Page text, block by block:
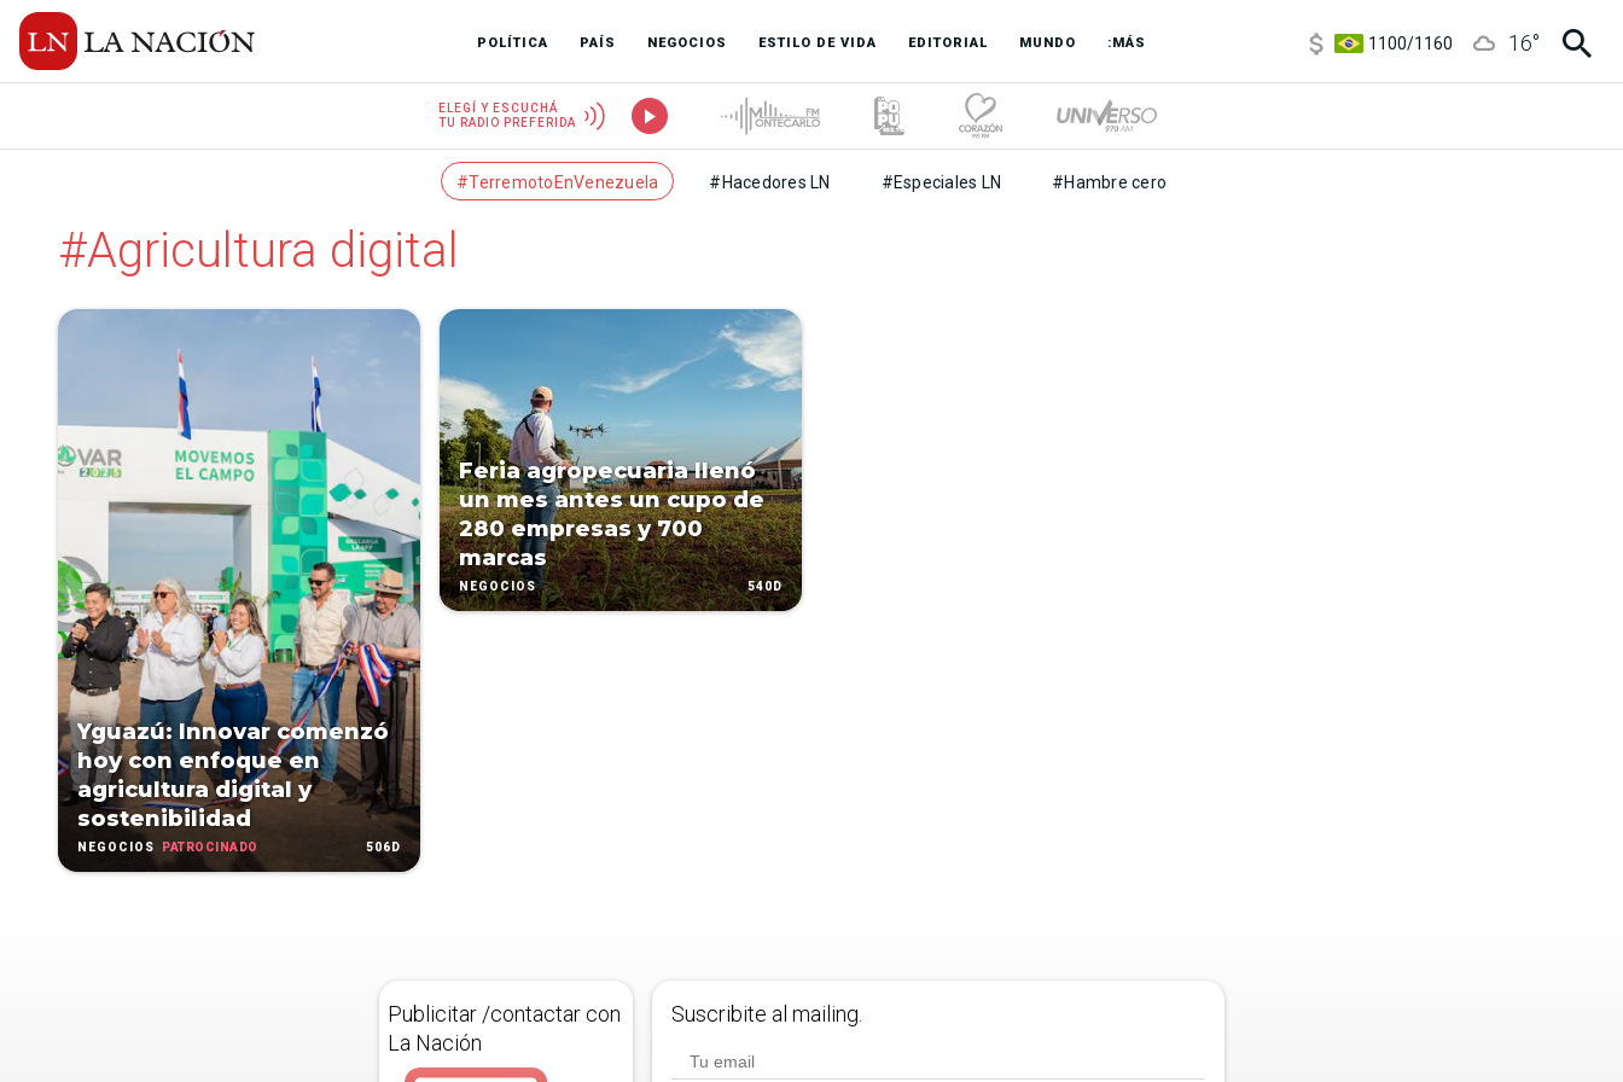
POLÍTICA PAÍS NEGOCIOS ESTILO DE VIDA EDITORIAL MUNDO :MÁS
1100/1160
16°
ELEGÍ Y ESCUCHÁ
TU RADIO PREFERIDA
#TerremotoEnVenezuela #Hacedores LN #Especiales LN #Hambre cero
#Agricultura digital
Yguazú: Innovar comenzó
hoy con enfoque en
agricultura digital y
sostenibilidad
NEGOCIOS PATROCINADO 506D
Feria agropecuaria llenó
un mes antes un cupo de
280 empresas y 700
marcas
NEGOCIOS 540D
Publicitar /contactar con
La Nación
Suscribite al mailing.